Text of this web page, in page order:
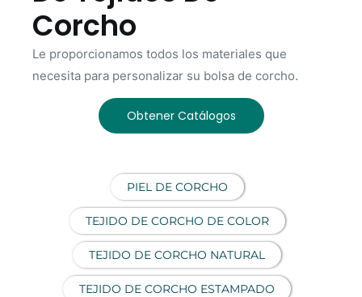
Corcho
Le proporcionamos todos los materiales que
necesita para personalizar su bolsa de corcho.
Obtener Catálogos
PIEL DE CORCHO
TEJIDO DE CORCHO DE COLOR
TEJIDO DE CORCHO NATURAL
TEJIDO DE CORCHO ESTAMPADO